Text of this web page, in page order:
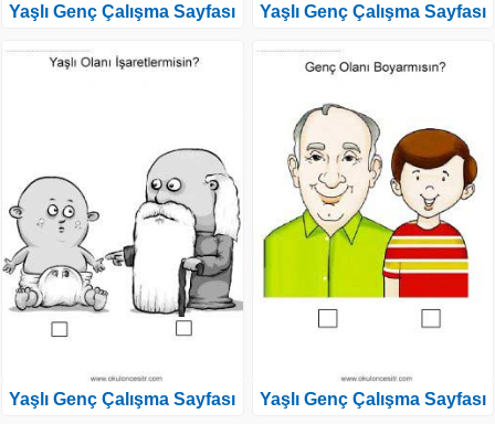
Yaşlı Genç Çalışma Sayfası
Yaşlı Genç Çalışma Sayfası
Yaşlı Genç Çalışma Sayfası
Yaşlı Genç Çalışma Sayfası